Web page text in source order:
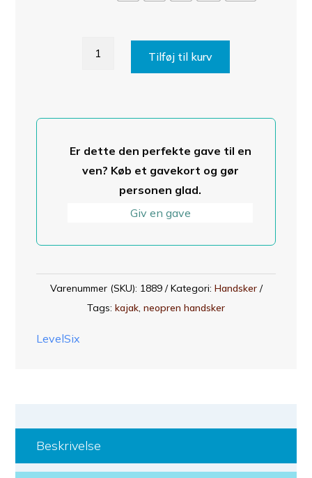
Tilføj til kurv
Er dette den perfekte gave til en
ven? Køb et gavekort og gør
personen glad.
Giv en gave
Varenummer (SKU): 1889 Kategori: Handsker
Tags: kajak, neopren handsker
LevelSix
Beskrivelse